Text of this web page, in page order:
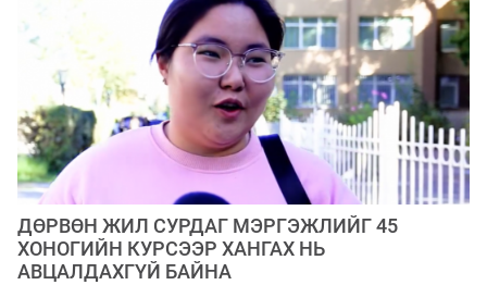
ДӨРВӨН ЖИЛ СУРДАГ МЭРГЭЖЛИЙГ 45
ХОНОГИЙН КУРСЭЭР ХАНГАХ НЬ
АВЦАЛДАХГҮЙ БАЙНА